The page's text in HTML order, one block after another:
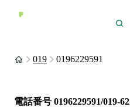
019 0196229591
電話番号 0196229591/019-